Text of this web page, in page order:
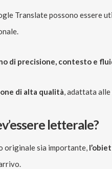
Translate possono essere
di precisione, contesto e
di alta qualità, adattata
letterale?
originale sia importante,